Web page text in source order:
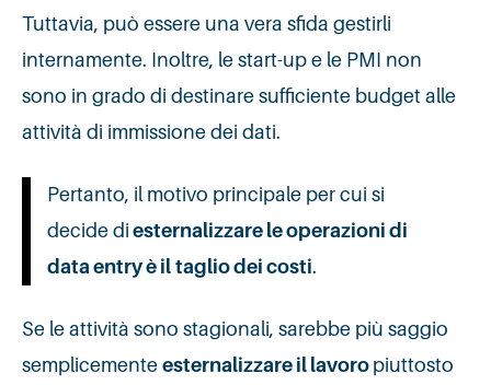
Tuttavia, può essere una vera sfida gestirli
internamente. Inoltre, le start-up e le PMI non
sono in grado di destinare sufficiente budget alle
attività di immissione dei dati.
Pertanto, il motivo principale per cui si
decide di esternalizzare le operazioni di
data entry è il taglio dei costi.
Se le attività sono stagionali, sarebbe più saggio
semplicemente esternalizzare il lavoro piuttosto